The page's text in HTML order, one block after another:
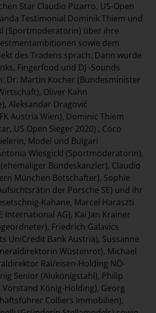
Star Claudio Pizarro, US-Open
Testimonial Dominik Thiem und
(Sportmoderatorin) über ihre
sowie dem
des Tradens sprach. Dann wurde
Fingerfood und DJ -Sounds
Dr. Martin Kocher (Bundesminister
Oliver Kahn
Aleksandar Dragović
Austria Wien), Dominic Thiem
US Open Sieger 2020) , Coco
Model und Bulgari
Wiesgickl (Sportmoderatorin),
Bundeskanzler), Claudio
München Botschafter), Sophie
der Porsche SE) und ihr
Kahane, Marcel Haraszti
International AG), Kai Jan Krainer
Friedrich Galavics
UniCredit Bank Austria), Sussanne
Wüstenrot), Michael
Rai/eisen-Holding NÖ-
Senior (Alukönigstahl), Philip
Vorstand König-Holding), Georg
Colliers Immobilien),